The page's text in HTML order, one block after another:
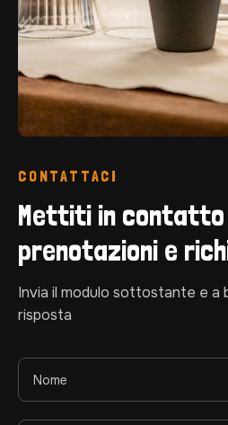
CONTATTACI
Mettiti in
prenotazioni e
Invia il modulo sottostante e a
risposta